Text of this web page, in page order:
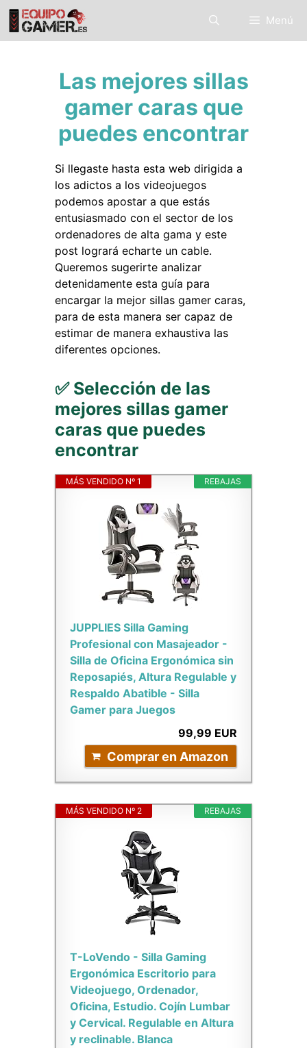
Saltar
contenido
Menú
Las mejores sillas
gamer caras que
puedes encontrar
Si llegaste hasta esta web dirigida a
los adictos a los videojuegos
podemos apostar a que estás
entusiasmado con el sector de los
ordenadores de alta gama y este
post logrará echarte un cable.
Queremos sugerirte analizar
detenidamente esta guía para
encargar la mejor sillas gamer caras,
para de esta manera ser capaz de
estimar de manera exhaustiva las
diferentes opciones.
✅ Selección de las
mejores sillas gamer
caras que puedes
encontrar
REBAJAS
MÁS VENDIDO Nº 1
JUPPLIES Silla Gaming
Profesional con Masajeador -
Silla de Oficina Ergonómica sin
Reposapiés, Altura Regulable y
Respaldo Abatible - Silla
Gamer para Juegos
99,99 EUR
Comprar en Amazon
REBAJAS
MÁS VENDIDO Nº 2
T-LoVendo - Silla Gaming
Ergonómica Escritorio para
Videojuego, Ordenador,
Oficina, Estudio. Cojín Lumbar
y Cervical. Regulable en Altura
y reclinable. Blanca